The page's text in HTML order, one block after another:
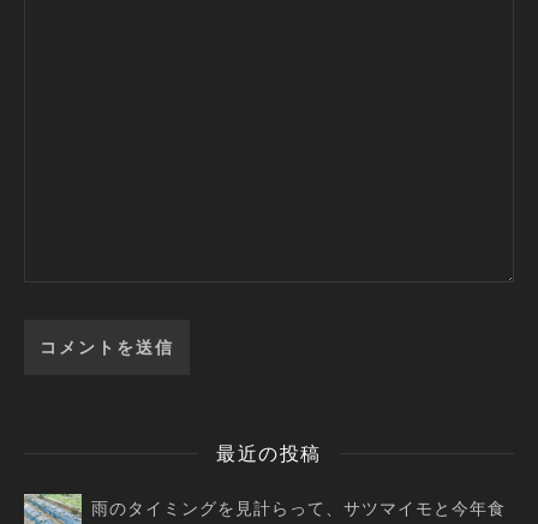
最近の投稿
雨のタイミングを見計らって、サツマイモと今年食